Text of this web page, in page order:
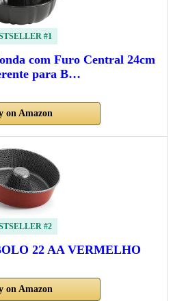
#1
com Furo Central 24cm
para B…
on Amazon
#2
22 AA VERMELHO
on Amazon